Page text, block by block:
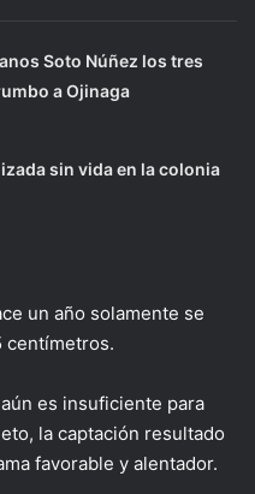
Soto Núñez los tres
a Ojinaga
sin vida en la colonia
un año solamente se
centímetros.
es insuficiente para
la captación resultado
favorable y alentador.